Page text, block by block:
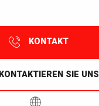
KONTAKT
KONTAKTIEREN SIE UNS